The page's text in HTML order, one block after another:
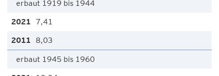
erbaut 1919 bis 1944
7,41
8,03
erbaut 1945 bis 1960